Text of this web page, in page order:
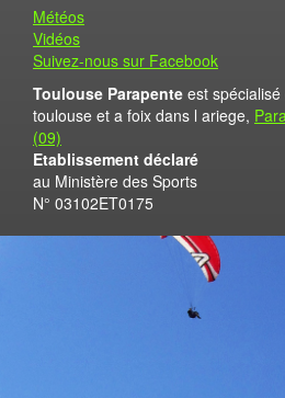
Météos
Vidéos
Suivez-nous sur Facebook
Toulouse Parapente est
toulouse et a foix dans l ariege,
(09)
Etablissement déclaré
au Ministère des Sports
N° 03102ET0175